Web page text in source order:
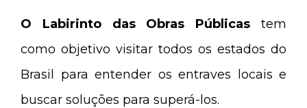
O Labirinto das Obras Públicas tem
como objetivo visitar todos os estados do
Brasil para entender os entraves locais e
buscar soluções para superá-los.